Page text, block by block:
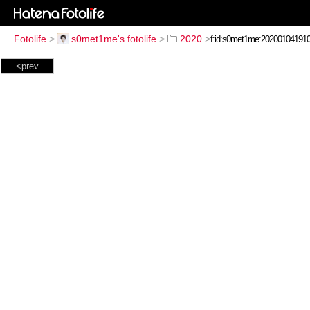
Fotolife > s0met1me's fotolife > 2020 >
<prev